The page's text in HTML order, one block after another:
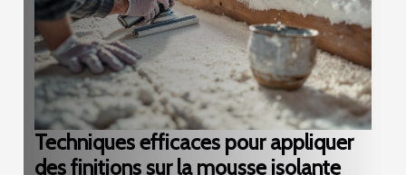
Techniques efficaces pour appliquer
des finitions sur la mousse isolante